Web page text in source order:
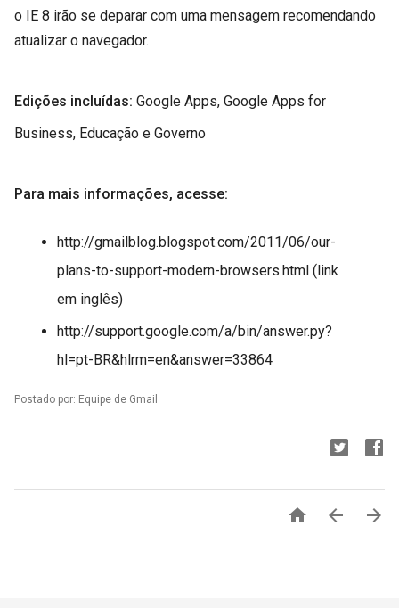
o IE 8 irão se deparar com uma mensagem recomendando
atualizar o navegador.
Edições incluídas: Google Apps, Google Apps for
Business, Educação e Governo
Para mais informações, acesse:
http://gmailblog.blogspot.com/2011/06/our-
plans-to-support-modern-browsers.html (link
em inglês)
http://support.google.com/a/bin/answer.py?
hl=pt-BR&hlrm=en&answer=33864
Postado por: Equipe de Gmail
  